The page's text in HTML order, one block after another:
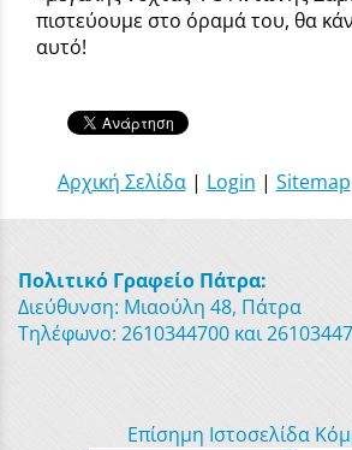
πιστεύουμε στο όραμά του, θα
αυτό!
Αρχική Σελίδα| Login | Sitemap
Πολιτικό Γραφείο Πάτρα:
Διεύθυνση: Μιαούλη 48, Πάτρα
Τηλέφωνο: 2610344700 και
Επίσημη Ιστοσελίδα